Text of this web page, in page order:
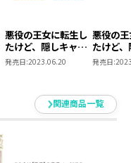
悪役の王女に転生し
たけど、隠しキャラ
が隠れてない。アク
リルキーホルダー
発売日:2023.06.20
悪役の
たけど
が隠れ
リルキ
ト）
発売日:
関連商品一覧